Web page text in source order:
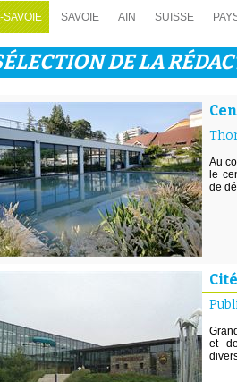
SAVOIE SAVOIE AIN SUISSE
DE LA
Au
le
de
et